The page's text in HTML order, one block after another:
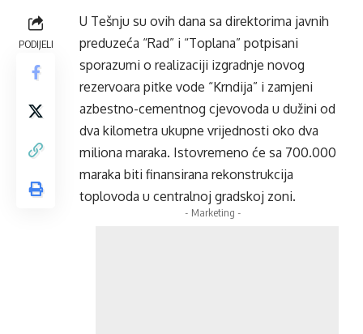
PODIJELI
U Tešnju su ovih dana sa direktorima javnih
preduzeća “Rad” i “Toplana” potpisani
sporazumi o realizaciji izgradnje novog
rezervoara pitke vode “Krndija” i zamjeni
azbestno-cementnog cjevovoda u dužini od
dva kilometra ukupne vrijednosti oko dva
miliona maraka. Istovremeno će sa 700.000
maraka biti finansirana rekonstrukcija
toplovoda u centralnoj gradskoj zoni.
- Marketing -